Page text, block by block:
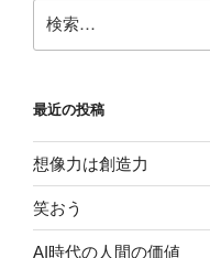
索:
最近の投稿
想像力は創造力
笑おう
AI時代の人間の価値